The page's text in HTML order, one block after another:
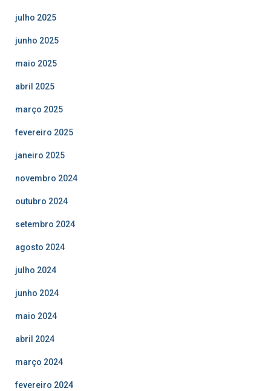
julho 2025
junho 2025
maio 2025
abril 2025
março 2025
fevereiro 2025
janeiro 2025
novembro 2024
outubro 2024
setembro 2024
agosto 2024
julho 2024
junho 2024
maio 2024
abril 2024
março 2024
fevereiro 2024